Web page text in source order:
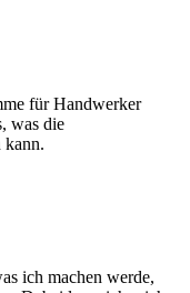
für Handwerker
was die
kann.
ich machen werde,